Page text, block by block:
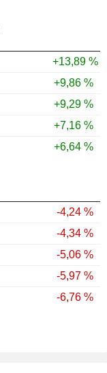
+13,89 %
+9,86 %
+9,29 %
+7,16 %
+6,64 %
-4,24 %
-4,34 %
-5,06 %
-5,97 %
-6,76 %